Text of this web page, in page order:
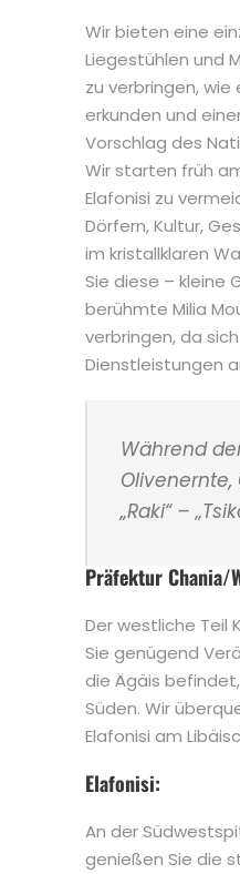
Wir bieten eine
Liegestühlen und
zu verbringen,
erkunden und
Vorschlag des
Wir starten früh
Elafonisi zu
Dörfern, Kultur,
im kristallklaren
Sie diese – kleine
berühmte Milia
verbringen, da
Dienstleistungen
Während
„Raki“ –
Präfektur Chania/
Der westliche Teil
Sie genügend
die Ägäis
Süden. Wir
Elafonisi am
Elafonisi:
An der
genießen Sie die